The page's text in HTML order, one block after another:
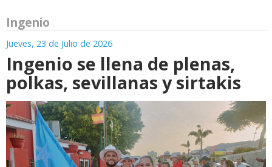
Ingenio
Jueves, 23 de Julio de 2026
Ingenio se llena de plenas,
polkas, sevillanas y sirtakis